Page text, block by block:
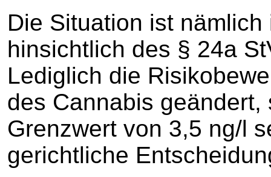
Die Situation ist
hinsichtlich des § 24a
Lediglich die
des Cannabis
Grenzwert von 3,5 ng/l
gerichtliche